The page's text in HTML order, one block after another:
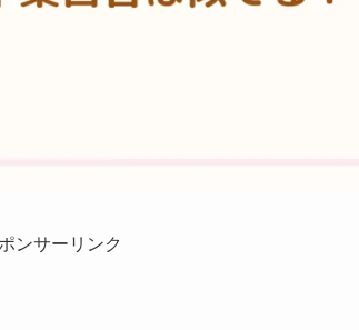
ンサーリンク